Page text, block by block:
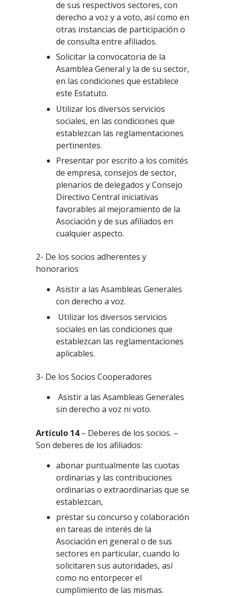
de sus respectivos sectores, con
derecho a voz y a voto, así como en
otras instancias de participación o
de consulta entre afiliados.
Solicitar la convocatoria de la
Asamblea General y la de su sector,
en las condiciones que establece
este Estatuto.
Utilizar los diversos servicios
sociales, en las condiciones que
establezcan las reglamentaciones
pertinentes.
Presentar por escrito a los comités
de empresa, consejos de sector,
plenarios de delegados y Consejo
Directivo Central iniciativas
favorables al mejoramiento de la
Asociación y de sus afiliados en
cualquier aspecto.
2- De los socios adherentes y
honorarios
Asistir a las Asambleas Generales
con derecho a voz.
Utilizar los diversos servicios
sociales en las condiciones que
establezcan las reglamentaciones
aplicables.
3- De los Socios Cooperadores
Asistir a las Asambleas Generales
sin derecho a voz ni voto.
Artículo 14– Deberes de los socios. –
Son deberes de los afiliados:
abonar puntualmente las cuotas
ordinarias y las contribuciones
ordinarias o extraordinarias que se
establezcan,
prestar su concurso y colaboración
en tareas de interés de la
Asociación en general o de sus
sectores en particular, cuando lo
solicitaren sus autoridades, así
como no entorpecer el
cumplimiento de las mismas.